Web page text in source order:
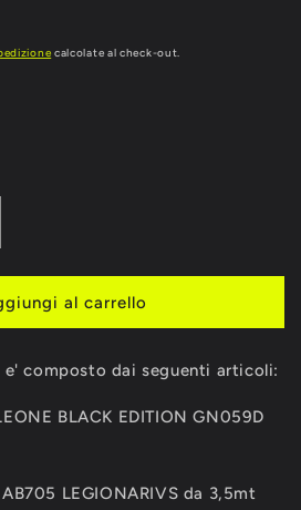
calcolate al check-out.
al carrello
e' composto dai seguenti articoli:
BLACK EDITION GN059D
LEGIONARIVS da 3,5mt